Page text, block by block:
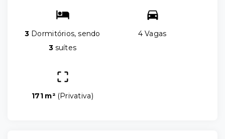
3 Dormitórios, sendo
3suítes
4 Vagas
171 m² (Privativa)